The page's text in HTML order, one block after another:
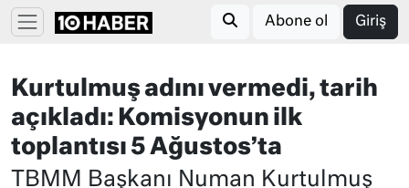
Abone ol Giriş
Kurtulmuş adını vermedi, tarih
açıkladı: Komisyonun ilk
toplantısı 5 Ağustos’ta
TBMM Başkanı Numan Kurtulmuş